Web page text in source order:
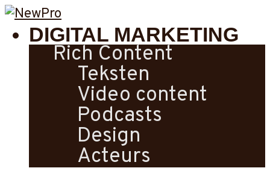
DIGITAL MARKETING
Rich Content
Teksten
Video content
Podcasts
Design
Acteurs